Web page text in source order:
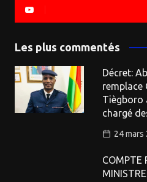
Les plus commentés
Décret:
remplace
Tiègboro
chargé
24 mars
COMPTE